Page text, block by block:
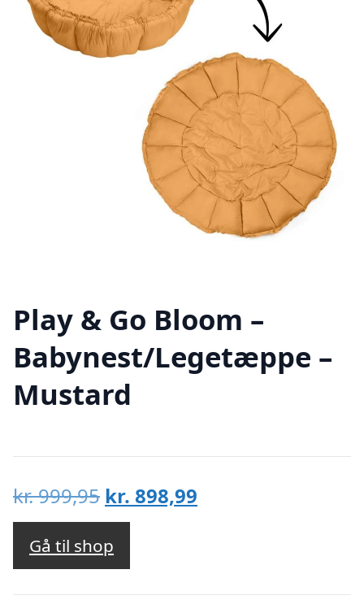
Play & Go Bloom –
Babynest/Legetæppe –
Mustard
kr.999,95 Den
oprindelige
pris
var:
kr. 999,95.
kr. 898,99
kr. 898,99.
Gå til shop